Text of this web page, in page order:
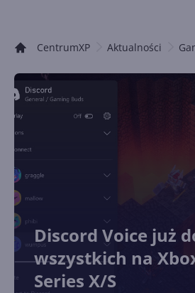
CentrumXP Aktualności
Discord Voice już
wszystkich na
Series X/S